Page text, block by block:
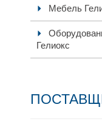
Мебель
Гелиокс